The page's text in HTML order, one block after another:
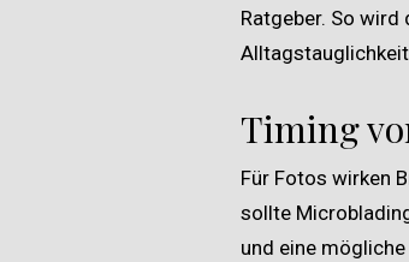
Ratgeber. So wird
Timing
Für Fotos wirken
sollte
und eine